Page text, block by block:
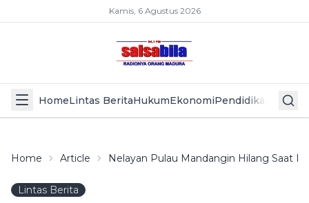
Kamis, 6 Agustus 2026
HomeLintas BeritaHukumEkonomiPendidikan Politik
Home Article Nelayan Pulau Mandangin Hilang Saat
Lintas Berita